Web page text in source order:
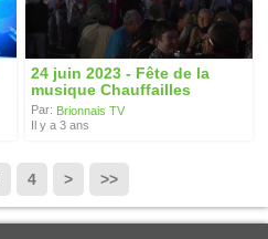
24 juin 2023 - Fête de la
musique Chauffailles
Par: Brionnais TV
Il y a 3 ans
4 > >>